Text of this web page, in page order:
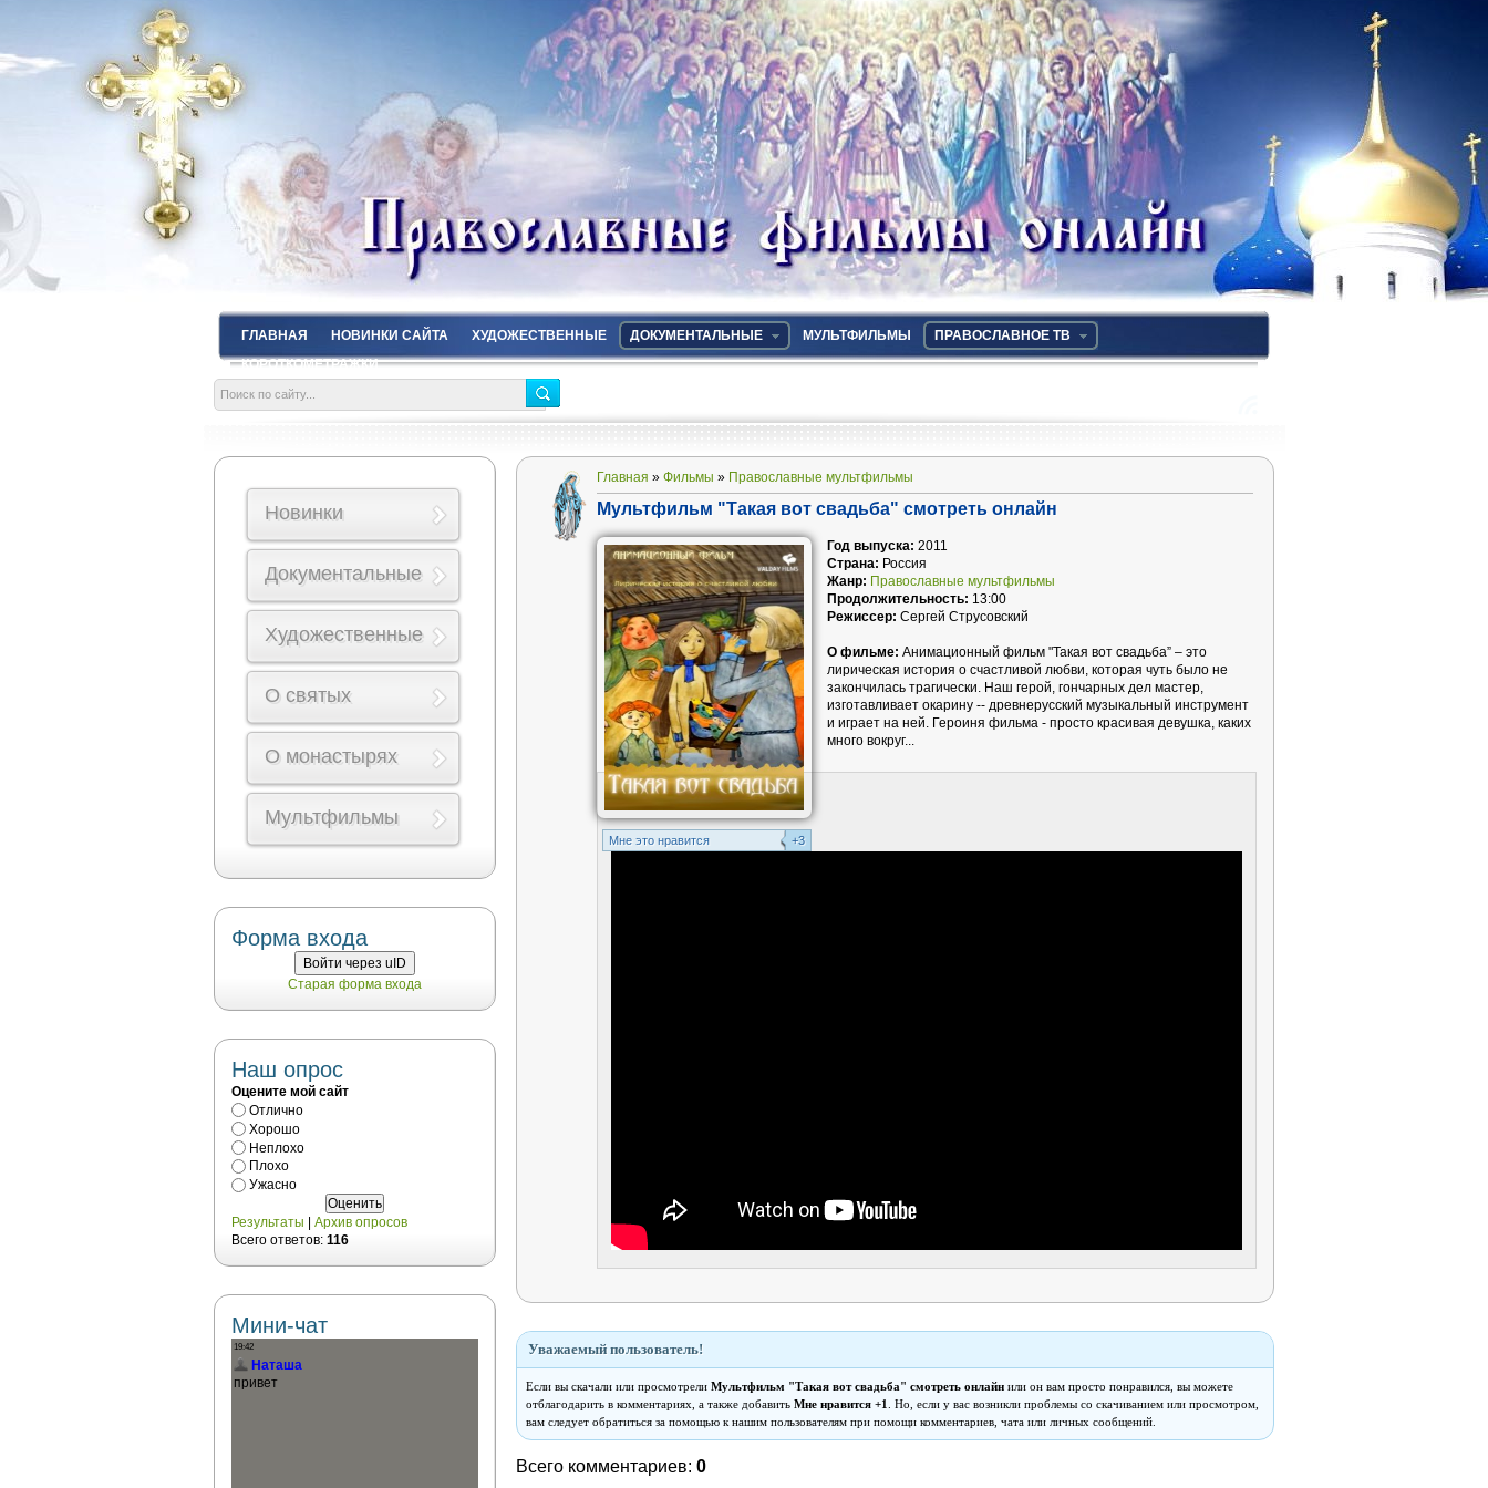
ГЛАВНАЯ НОВИНКИ САЙТА ХУДОЖЕСТВЕННЫЕ ДОКУМЕНТАЛЬНЫЕ МУЛЬТФИЛЬМЫ
ПРАВОСЛАВНОЕ ТВ
КОРОТКОМЕТРАЖКИ
Главная » Фильмы » Православные мультфильмы
Мультфильм "Такая вот свадьба" смотреть онлайн
Mне это нравится +3
Год выпуска: 2011
Страна: Россия
Жанр: Православные мультфильмы
Продолжительность: 13:00
Режиссер: Сергей Струсовский
О фильме: Анимационный фильм "Такая вот свадьба” – это
лирическая история о счастливой любви, которая чуть было не
закончилась трагически. Наш герой, гончарных дел мастер,
изготавливает окарину -- древнерусский музыкальный инструмент
и играет на ней. Героиня фильма - просто красивая девушка, каких
много вокруг...
Уважаемый пользователь!
Если вы скачали или просмотрели Мультфильм "Такая вот свадьба" смотреть онлайн или он вам просто понравился, вы можете
отблагодарить в комментариях, а также добавить Мне нравится +1
. Но, если у вас возникли проблемы со скачиванием или просмотром,
вам следует обратиться за помощью к нашим пользователям при помощи комментариев, чата или личных сообщений.
Всего комментариев: 0
Новинки
Документальные
Художественные
О святых
О монастырях
Мультфильмы
Форма входа
Войти через uID
Старая форма входа
Наш опрос
Оцените мой сайт
Отлично
Хорошо
Неплохо
Плохо
Ужасно
Результаты
Архив опросов
Всего ответов: 116
Мини-чат